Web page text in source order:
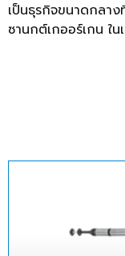
เป็นธุรกิจขนาดกลาง
ซานกต์เกออร์เกน ใ